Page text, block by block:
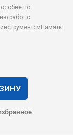
по
работ с